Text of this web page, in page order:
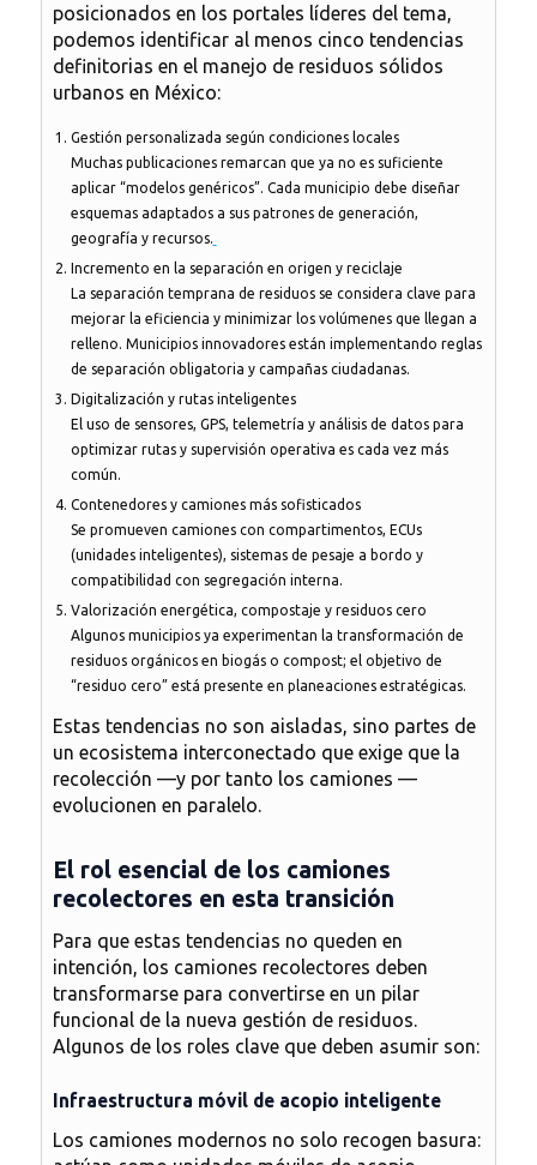
posicionados en los portales líderes del tema,
podemos identificar al menos cinco tendencias
definitorias en el manejo de residuos sólidos
urbanos en México:
Gestión personalizada según condiciones locales
Muchas publicaciones remarcan que ya no es suficiente
aplicar “modelos genéricos”. Cada municipio debe diseñar
esquemas adaptados a sus patrones de generación,
geografía y recursos.
Incremento en la separación en origen y reciclaje
La separación temprana de residuos se considera clave para
mejorar la eficiencia y minimizar los volúmenes que llegan a
relleno. Municipios innovadores están implementando reglas
de separación obligatoria y campañas ciudadanas.
Digitalización y rutas inteligentes
El uso de sensores, GPS, telemetría y análisis de datos para
optimizar rutas y supervisión operativa es cada vez más
común.
Contenedores y camiones más sofisticados
Se promueven camiones con compartimentos, ECUs
(unidades inteligentes), sistemas de pesaje a bordo y
compatibilidad con segregación interna.
Valorización energética, compostaje y residuos cero
Algunos municipios ya experimentan la transformación de
residuos orgánicos en biogás o compost; el objetivo de
“residuo cero” está presente en planeaciones estratégicas.
Estas tendencias no son aisladas, sino partes de
un ecosistema interconectado que exige que la
recolección —y por tanto los camiones —
evolucionen en paralelo.
El rol esencial de los camiones
recolectores en esta transición
Para que estas tendencias no queden en
intención, los camiones recolectores deben
transformarse para convertirse en un pilar
funcional de la nueva gestión de residuos.
Algunos de los roles clave que deben asumir son:
Infraestructura móvil de acopio inteligente
Los camiones modernos no solo recogen basura: